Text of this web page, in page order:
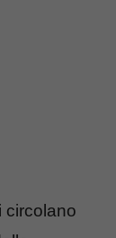
circolano